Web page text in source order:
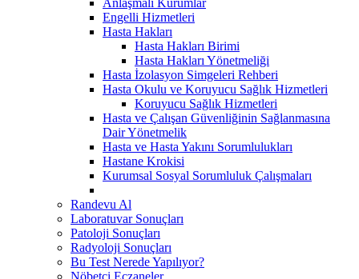
Engelli Hizmetleri
Hasta Hakları
Hasta Hakları Birimi
Hasta Hakları Yönetmeliği
Hasta İzolasyon Simgeleri Rehberi
Hasta Okulu ve Koruyucu Sağlık Hizmetleri
Koruyucu Sağlık Hizmetleri
Hasta ve Çalışan Güvenliğinin Sağlanmasına
Dair Yönetmelik
Hasta ve Hasta Yakını Sorumlulukları
Hastane Krokisi
Kurumsal Sosyal Sorumluluk Çalışmaları
Randevu Al
Laboratuvar Sonuçları
Patoloji Sonuçları
Radyoloji Sonuçları
Bu Test Nerede Yapılıyor?
Nöbetçi Eczaneler